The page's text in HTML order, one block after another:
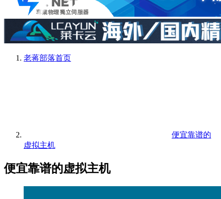
老蒋部落首页
便宜靠谱的
虚拟主机
便宜靠谱的虚拟主机